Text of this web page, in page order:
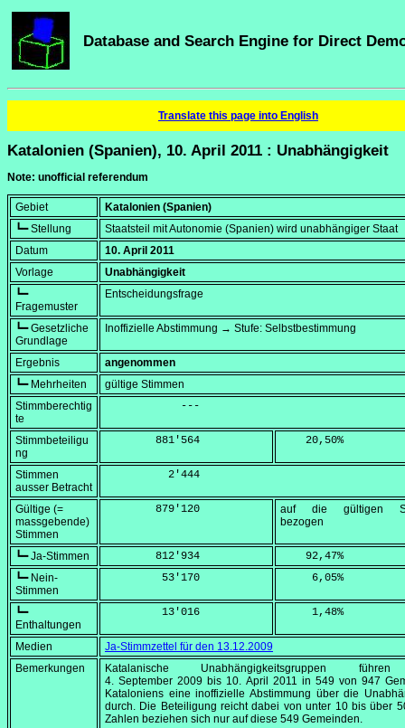
Database and Search Engine for Direct
Translate this page into English
Katalonien (Spanien), 10. April 2011 : Unabhängigkeit
Note: unofficial referendum
Gebiet
Katalonien (Spanien)
┗━ Stellung
Staatsteil mit Autonomie (Spanien) wird unabhängiger Staat
Datum
10. April 2011
Vorlage
Unabhängigkeit
┗━
Fragemuster
Entscheidungsfrage
┗━ Gesetzliche
Grundlage
Inoffizielle Abstimmung → Stufe: Selbstbestimmung
Ergebnis
angenommen
┗━ Mehrheiten
gültige Stimmen
Stimmberechtig
te
            ---
Stimmbeteiligu
ng
        881'564
    20,50
%
Stimmen
ausser Betracht
          2'444
Gültige (=
massgebende)
Stimmen
        879'120
auf die gültigen
bezogen
┗━ Ja-Stimmen
        812'934
    92,47
%
┗━ Nein-
Stimmen
         53'170
     6,05
%
┗━
Enthaltungen
         13'016
     1,48
%
Medien
Ja-Stimmzettel für den 13.12.2009
Bemerkungen
Katalanische Unabhängigkeitsgruppen
4. September 2009 bis 10. April 2011 in 549 von 947
Kataloniens eine inoffizielle Abstimmung über die
durch. Die Beteiligung reicht dabei von unter 10 bis über
Zahlen beziehen sich nur auf diese 549 Gemeinden.